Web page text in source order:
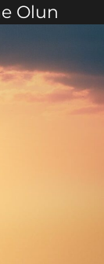
Olun